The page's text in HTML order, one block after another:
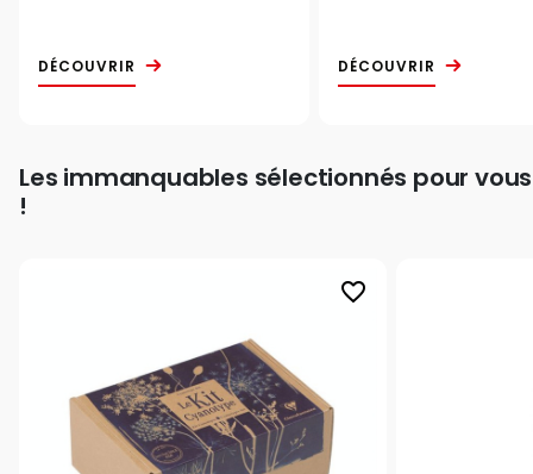
DÉCOUVRIR DÉCOUVRIR
Les immanquables sélectionnés pour vous
!
favorite_border